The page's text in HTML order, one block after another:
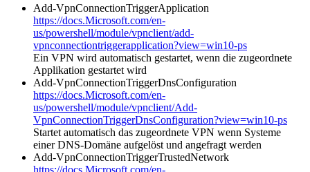
Add-VpnConnectionTriggerApplication
https://docs.Microsoft.com/en-
us/powershell/module/vpnclient/add-
vpnconnectiontriggerapplication?view=win10-ps
Ein VPN wird automatisch gestartet, wenn die zugeordnete
Applikation gestartet wird
Add-VpnConnectionTriggerDnsConfiguration
https://docs.Microsoft.com/en-
us/powershell/module/vpnclient/Add-
VpnConnectionTriggerDnsConfiguration?view=win10-ps
Startet automatisch das zugeordnete VPN wenn Systeme
einer DNS-Domäne aufgelöst und angefragt werden
Add-VpnConnectionTriggerTrustedNetwork
https://docs.Microsoft.com/en-